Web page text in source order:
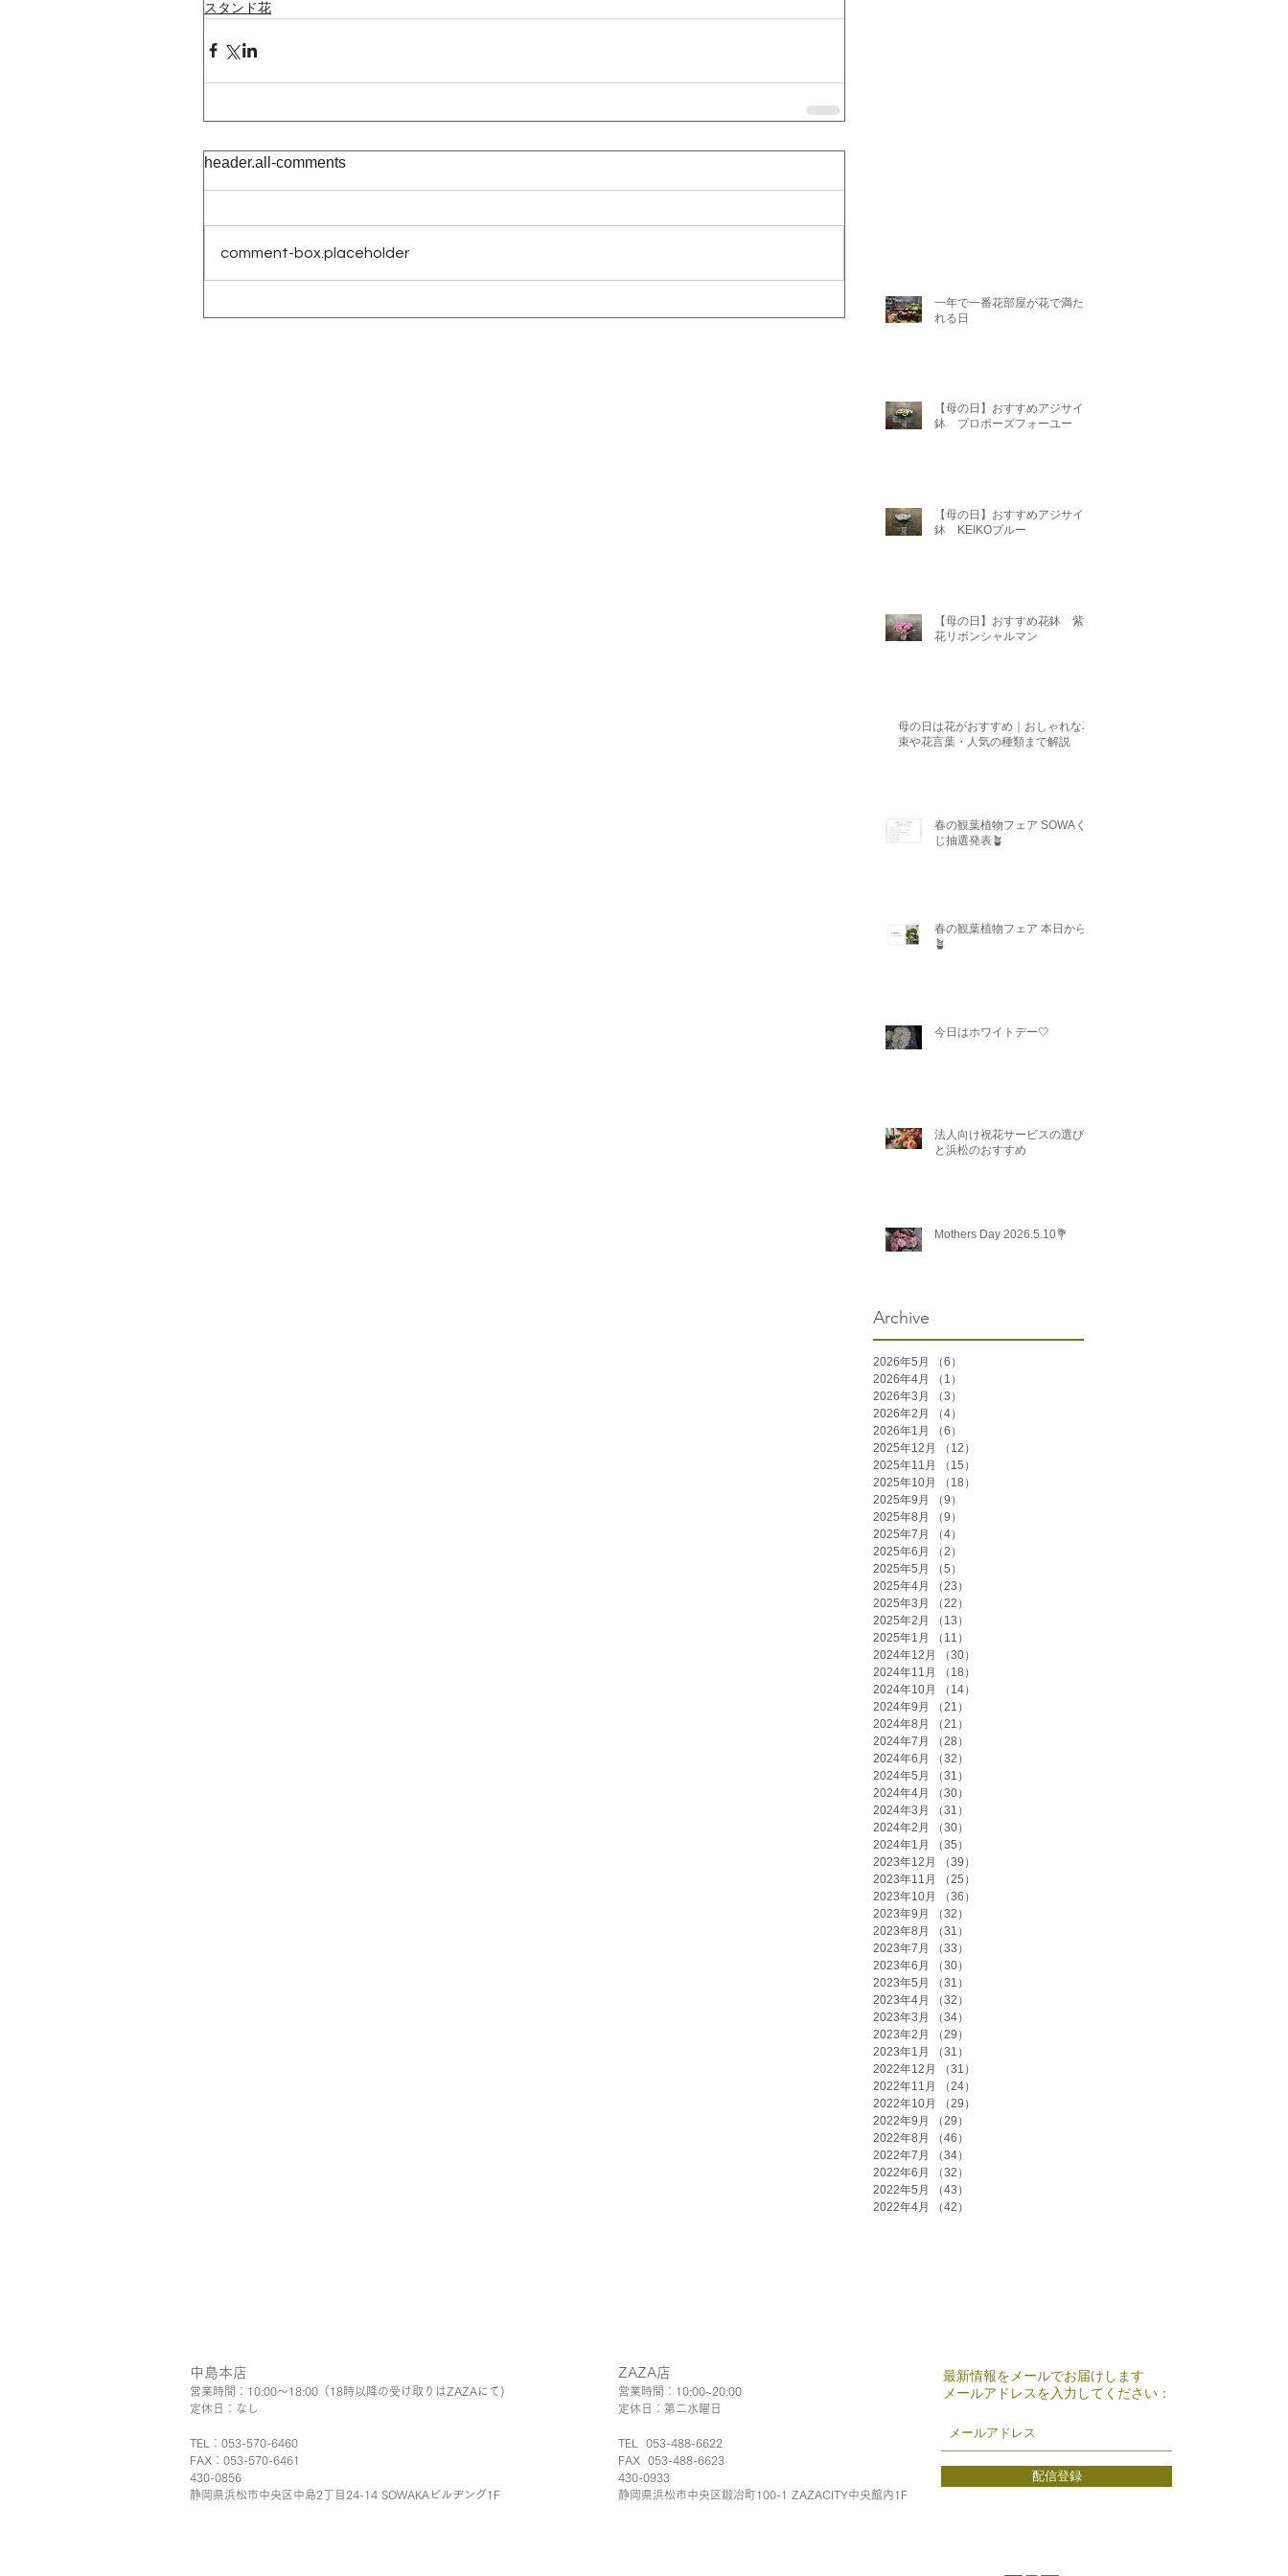
スタンド花
header.all-comments
comment-box.placeholder
一年で一番花部屋が花で満たさ
れる日
【母の日】おすすめアジサイ
鉢 プロポーズフォーユー
【母の日】おすすめアジサイ
鉢 KEIKOブルー
【母の日】おすすめ花鉢 紫陽
花リボンシャルマン
母の日は花がおすすめ｜おしゃれな花
束や花言葉・人気の種類まで解説
春の観葉植物フェア SOWAく
じ抽選発表🪴
春の観葉植物フェア 本日から
🪴
今日はホワイトデー🤍
法人向け祝花サービスの選び方
と浜松のおすすめ
Mothers Day 2026.5.10💐
Archive
2026年5月 （6）
2026年4月
（1）
2026年3月
（3）
2026年2月
（4）
2026年1月
（6）
2025年12月
（12）
2025年11月
（15）
2025年10月
（18）
2025年9月
（9）
2025年8月
（9）
2025年7月
（4）
2025年6月
（2）
2025年5月
（5）
2025年4月
（23）
2025年3月
（22）
2025年2月
（13）
2025年1月
（11）
2024年12月
（30）
2024年11月
（18）
2024年10月
（14）
2024年9月
（21）
2024年8月
（21）
2024年7月
（28）
2024年6月
（32）
2024年5月
（31）
2024年4月
（30）
2024年3月
（31）
2024年2月
（30）
2024年1月
（35）
2023年12月
（39）
2023年11月
（25）
2023年10月
（36）
2023年9月
（32）
2023年8月
（31）
2023年7月
（33）
2023年6月
（30）
2023年5月
（31）
2023年4月
（32）
2023年3月
（34）
2023年2月
（29）
2023年1月
（31）
2022年12月
（31）
2022年11月
（24）
2022年10月
（29）
2022年9月
（29）
2022年8月
（46）
2022年7月
（34）
2022年6月
（32）
2022年5月
（43）
2022年4月
（42）
中島本店
営業時間：10:00〜18:00（18時以降の受け取りはZAZAにて)
​定休日：なし
TEL：053-570-6460
FAX：053-570-6461
430-0856
静岡県浜松市中央区中島2丁目24-14 SOWAKAビルヂング1F
ZAZA店
営業時間：10:00~20:00
定休日：第二水曜日
TEL 053-488-6622
FAX 053-488-6623
430-0933
静岡県浜松市中​央 区鍛冶町100-1 ZAZACITY中央館内1F
最新情報をメールでお届けします
メールアドレスを入力してください：
配信登録